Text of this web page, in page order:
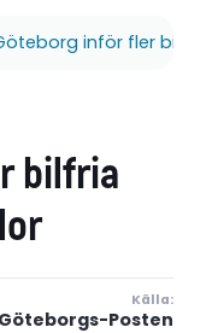
inför fler
bilfria
Källa:
Göteborgs-Posten